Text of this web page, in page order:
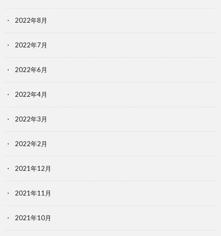
2022年8月
2022年7月
2022年6月
2022年4月
2022年3月
2022年2月
2021年12月
2021年11月
2021年10月